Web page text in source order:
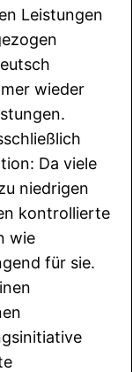
Leistungen
wieder
Da viele
niedrigen
kontrollierte
wie
für sie.